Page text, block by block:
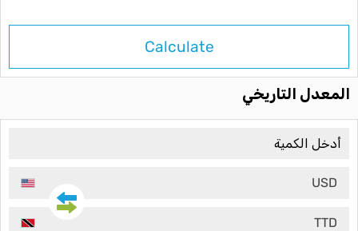
Calculate
المعدل التاريخي
USD
TTD